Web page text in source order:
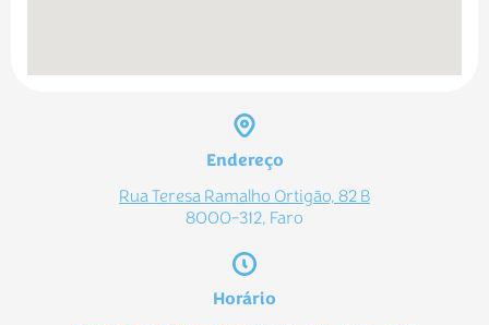
Endereço
Rua Teresa Ramalho Ortigão, 82 B
8000-312, Faro
Horário